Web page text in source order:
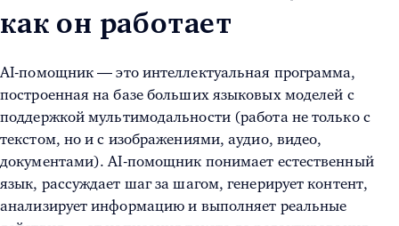
как он работает
AI-помощник — это интеллектуальная программа,
построенная на базе больших языковых моделей с
поддержкой мультимодальности (работа не только с
текстом, но и с изображениями, аудио, видео,
документами). AI-помощник понимает естественный
язык, рассуждает шаг за шагом, генерирует контент,
анализирует информацию и выполняет реальные